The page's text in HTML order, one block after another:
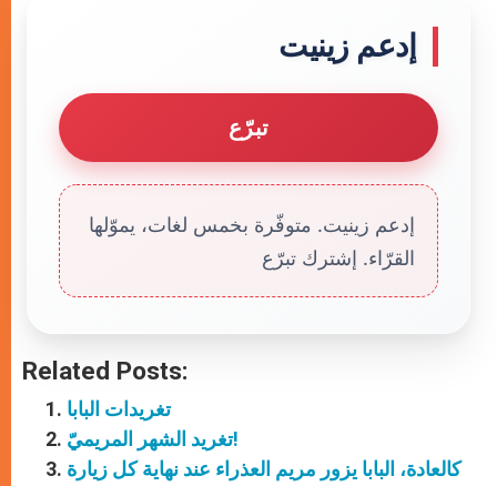
إدعم زينيت
تبرّع
إدعم زينيت. متوفّرة بخمس لغات، يموّلها
القرّاء. إشترك تبرّع
Related Posts:
تغريدات البابا
تغريد الشهر المريميّ!
كالعادة، البابا يزور مريم العذراء عند نهاية كل زيارة